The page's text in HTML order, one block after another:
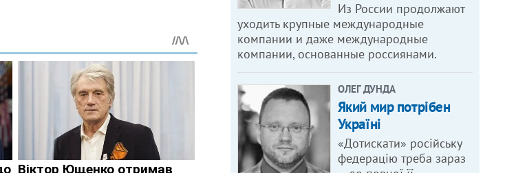
Из России продолжают
уходить крупные международные
компании и даже международные
компании, основанные россиянами.
ОЛЕГ ДУНДА
Який мир потрібен
Україні
«Дотискати» російську
федерацію треба зараз